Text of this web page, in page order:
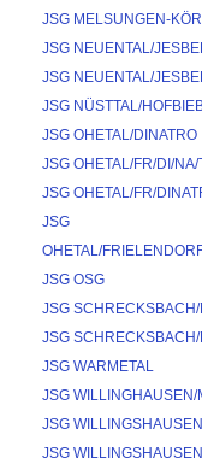
JSG MELSUNGEN-
JSG NEUENTAL/
JSG NEUENTAL/
JSG NÜSTTAL/
JSG OHETAL/DINATRO
JSG OHETAL/FR/DI/NA/
JSG OHETAL/FR/
JSG
OHETAL/
JSG OSG
JSG
JSG
JSG WARMETAL
JSG
JSG WILLINGSHAUSEN
JSG